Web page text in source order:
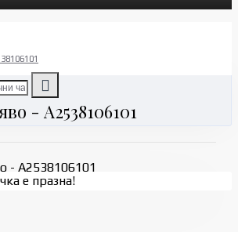
е празна!
- A2538106101